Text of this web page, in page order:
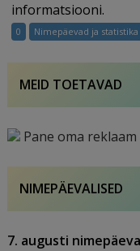
informatsiooni.
0 Nimepäevad ja statistika
MEID TOETAVAD
Pane oma
NIMEPÄEVALISED
7. augusti